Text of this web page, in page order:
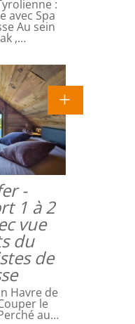
:
avec Spa
Au sein
,…
-
1 à 2
vue
du
de
Havre de
le
au…